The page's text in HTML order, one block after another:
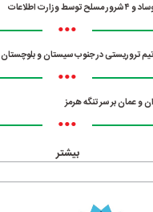
•••
تروریستی در جنوب سیستان و بلوچستان
•••
و عمان بر سر تنگه هرمز
•••
بیشتر